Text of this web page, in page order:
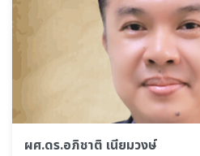
ผศ.ดร.อภิชาติ เนียมวงษ์